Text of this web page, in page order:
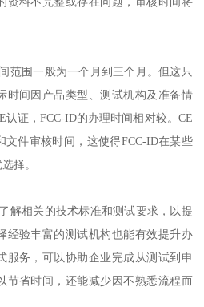
范围一般为一个月到三个月。但这只
时间因产品类型、测试机构及准备情
认证，FCC-ID的办理时间相对较。CE
件审核时间，这使得FCC-ID在某些
择。
解相关的技术标准和测试要求，以提
经验丰富的测试机构也能有效提升办
服务，可以协助企业完成从测试到申
节省时间，还能减少因不熟悉流程而